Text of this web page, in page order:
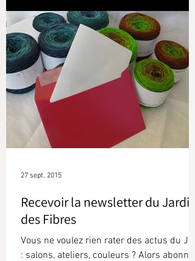
Recevoir la newsletter du Jardin
des Fibres
Vous ne voulez rien rater des actus du JdF
: salons, ateliers, couleurs ? Alors abonnez
27 sept. 2015